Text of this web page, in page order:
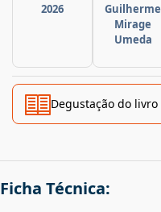
2026
Guilherme
Mirage
Umeda
Degustação do livro
Ficha Técnica: